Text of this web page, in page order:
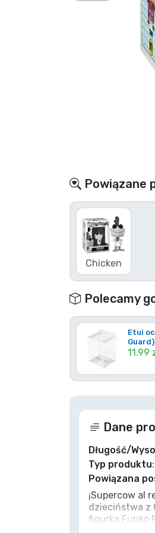
Powiązane
Chicken
Polecamy
Etui
Guard)
11.99
Dane
Długość/
Typ produktu
Powiązana
¡Supercow al
dzieciństwa z
figurka Funko
Rzeczy sportowe
Rzeczy muzyczne
Typy produktów